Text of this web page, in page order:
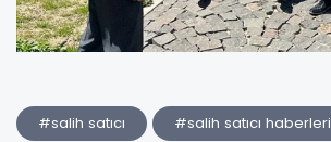
#salih satıcı #salih satıcı haberleri